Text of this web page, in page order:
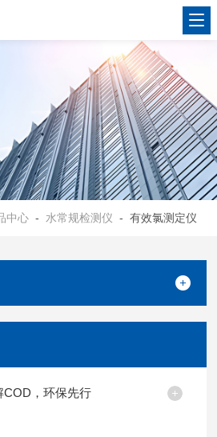
中心 - 水常规检测仪 - 有效氯测定仪
COD，环保先行